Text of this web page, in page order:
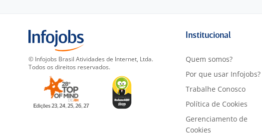
© Infojobs Brasil Atividades de Internet, Ltda.
Todos os direitos reservados.
Institucional
Quem somos?
Por que usar Infojobs?
Trabalhe Conosco
Política de Cookies
Gerenciamento de
Cookies